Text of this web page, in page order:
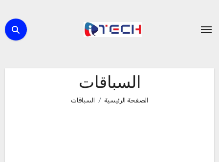
المحتوى
السباقات
الصفحة الرئيسية السباقات